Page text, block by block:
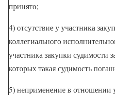
принято;
4) отсутствие у участника
коллегиального
участника закупки судимости
которых такая судимость
5) неприменение в отношении